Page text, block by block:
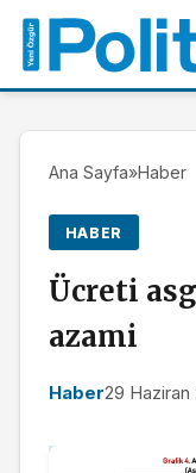
Ana Sayfa»Haber
HABER
Ücreti
azami
Haber29 Haziran